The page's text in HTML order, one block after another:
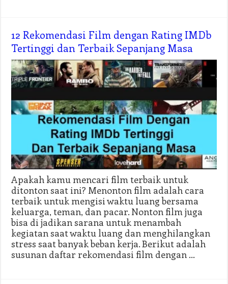
12 Rekomendasi Film dengan Rating IMDb
Tertinggi dan Terbaik Sepanjang Masa
Apakah kamu mencari film terbaik untuk
ditonton saat ini? Menonton film adalah cara
terbaik untuk mengisi waktu luang bersama
keluarga, teman, dan pacar. Nonton film juga
bisa di jadikan sarana untuk menambah
kegiatan saat waktu luang dan menghilangkan
stress saat banyak beban kerja. Berikut adalah
susunan daftar rekomendasi film dengan …